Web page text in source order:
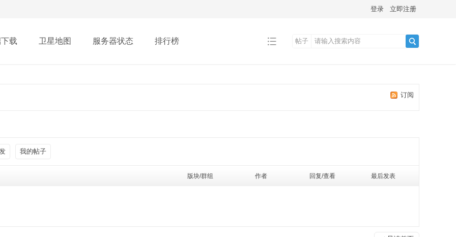
登录 立即注册
载 卫星地图 服务器状态 排行榜
帖子
索
订阅
我的帖子
版块/群组 作者 回复/查看 最后发表